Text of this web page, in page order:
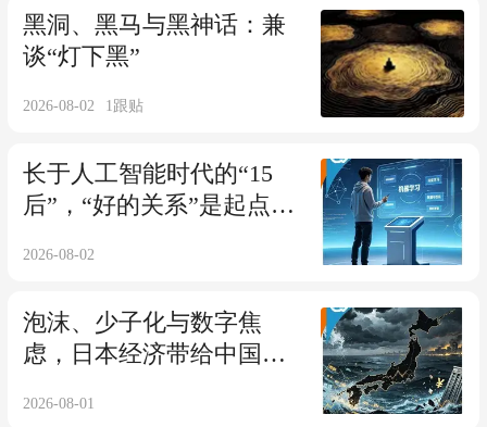
黑洞、黑马与黑神话：兼
谈“灯下黑”
2026-08-02 1跟贴
长于人工智能时代的“15
后”，“好的关系”是起点也
2026-08-02
泡沫、少子化与数字焦
虑，日本经济带给中国什
2026-08-01